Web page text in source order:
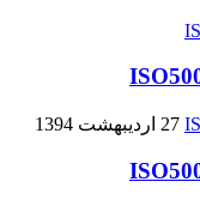
27 اردیبهشت 1394